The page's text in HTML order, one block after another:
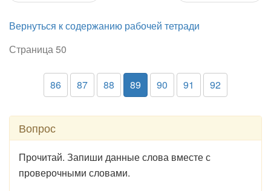
Вернуться к содержанию рабочей тетради
Страница 50
86 87 88 89 90 91 92
Вопрос
Прочитай. Запиши данные слова вместе с
проверочными словами.